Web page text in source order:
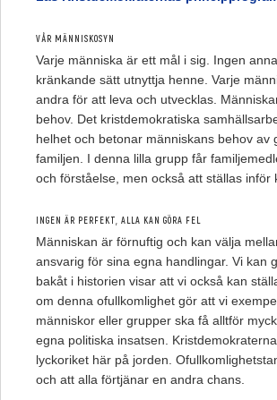
VÅR MÄNNISKOSYN
Varje människa är ett mål i sig. Ingen
kränkande sätt utnyttja henne. Varje
andra för att leva och utvecklas.
behov. Det kristdemokratiska
helhet och betonar människans behov
familjen. I denna lilla grupp får
och förståelse, men också att ställas inför
INGEN ÄR PERFEKT, ALLA KAN GÖRA FEL
Människan är förnuftig och kan välja
ansvarig för sina egna handlingar. Vi kan
bakåt i historien visar att vi också kan
om denna ofullkomlighet gör att vi
människor eller grupper ska få alltför
egna politiska insatsen.
lyckoriket här på jorden.
och att alla förtjänar en andra chans.